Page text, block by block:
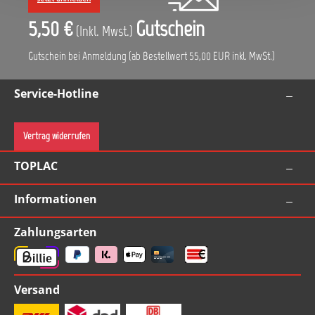
5,50 € (Inkl. Mwst.) Gutschein
Gutschein bei Anmeldung (ab Bestellwert 55,00 EUR inkl. MwSt.)
Service-Hotline
Vertrag widerrufen
TOPLAC
Informationen
Zahlungsarten
Versand